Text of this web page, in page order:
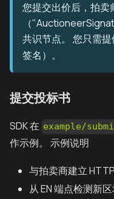
您提交出价后，拍卖
（
共识节点。 您只需提
签名）。
提交投标书
SDK 在 example/
作示例。 示例说明
与拍卖商建立
从 EN 端点检测新